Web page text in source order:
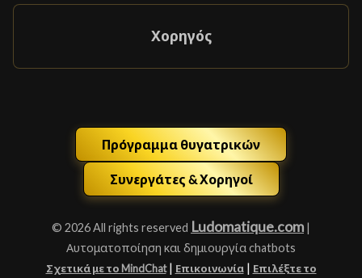
Χορηγός
Πρόγραμμα θυγατρικών
Συνεργάτες & Χορηγοί
© 2026 All rights reserved Ludomatique.com |
Αυτοματοποίηση και δημιουργία chatbots
Σχετικά με το MindChat | Επικοινωνία | Επιλέξτε το